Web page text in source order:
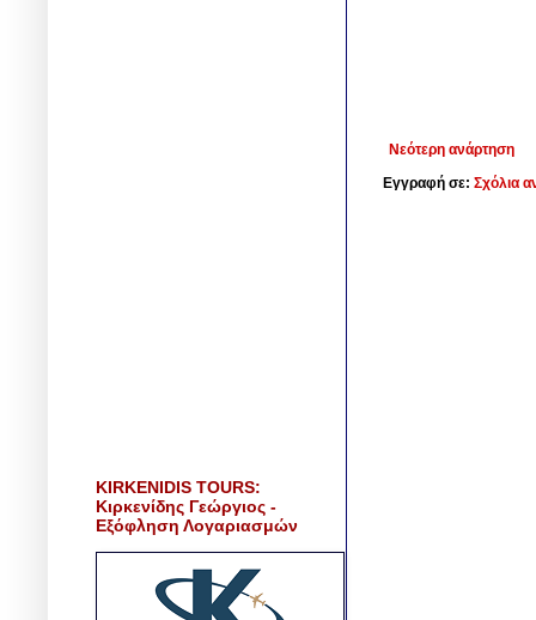
Νεότερη ανάρτηση
Εγγραφή σε: Σχόλια
KIRKENIDIS TOURS:
Κιρκενίδης Γεώργιος -
Εξόφληση Λογαριασμών